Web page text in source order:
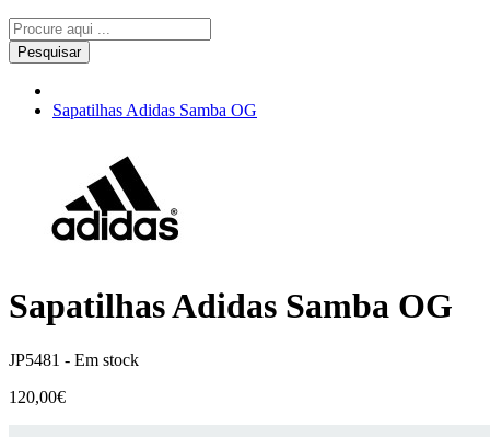
Pesquisar
Sapatilhas Adidas Samba OG
Sapatilhas Adidas Samba OG
JP5481 - Em stock
120,00€